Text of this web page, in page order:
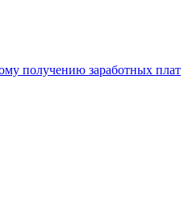
получению заработных плат